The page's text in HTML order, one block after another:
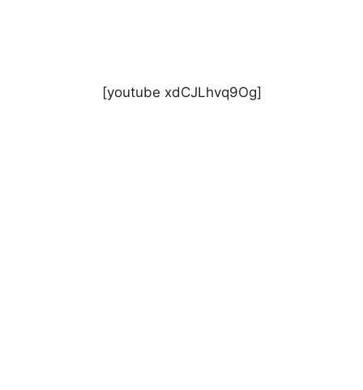
[youtube xdCJLhvq9Og]